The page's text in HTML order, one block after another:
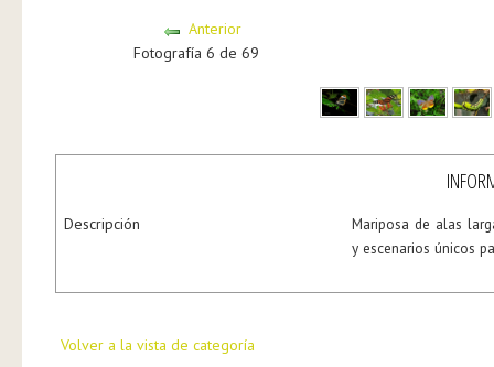
Anterior
Fotografía 6 de 69
Descripción
Mariposa de alas
y escenarios únicos
Volver a la vista de categoría